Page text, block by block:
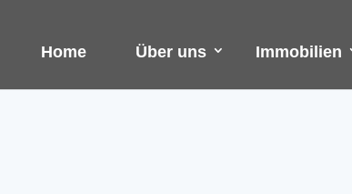
Home Über uns Immobilien